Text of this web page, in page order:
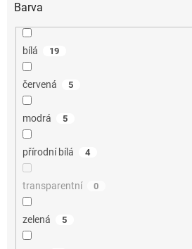
Barva
bílá 19
červená 5
modrá 5
přírodní bílá 4
transparentní 0
zelená 5